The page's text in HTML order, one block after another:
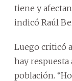
tiene y
indicó Raúl
Luego criticó
hay respuesta
población.